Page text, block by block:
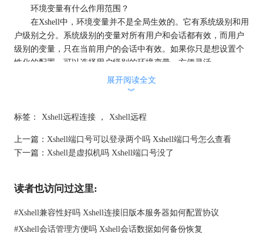
环境变量有什么作用范围？
在Xshell中，环境变量并不是全局生效的。它有系统级别和用
户级别之分。系统级别的变量对所有用户和会话都有效，而用户
级别的变量，只在当前用户的会话中有效。如果你只是想设置个
性化的配置，可以选择用户级别的环境变量，方便灵活。
你有没有遇到过需要根据不同情况调整设置的情况？这时
而是随着环境、时间、操作等条件而变化。例如，你可以根据当
了解了Xshell环境变量的基本定义，接下来咱们进入正题——
怎么配置这些环境变量，才能让Xshell变得更好用呢？
展开阅读全文
︾
标签： Xshell远程连接 ， Xshell远程
上一篇： Xshell端口号可以登录两个吗 Xshell端口号怎么查看
下一篇： Xshell是虚拟机吗 Xshell端口号没了
读者也访问过这里:
#Xshell兼容性好吗 Xshell连接旧版本服务器如何配置协议
#Xshell会话管理方便吗 Xshell会话数据如何备份恢复